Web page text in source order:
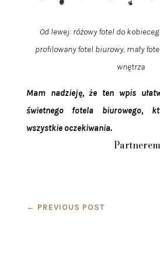
Od lewej: różowy fotel do
profilowany fotel biurowy, mały
wnętrza
Mam nadzieję, że ten wpis
świetnego fotela biurowego,
wszystkie oczekiwania.
← PREVIOUS POST